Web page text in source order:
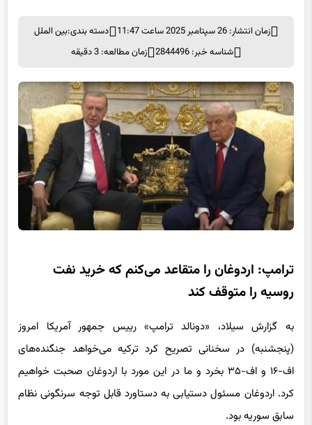
زمان انتشار: 26 سپتامبر 2025 ساعت 11:47 دسته بندی:بین الملل
شناسه خبر: 2844496
زمان مطالعه: 3 دقیقه
ترامپ: اردوغان را متقاعد می‌کنم که خرید نفت
روسیه را متوقف کند
به گزارش سیلاد، «دونالد ترامپ» رییس جمهور آمریکا امروز
(پنجشنبه) در سخنانی تصریح کرد ترکیه می‌خواهد جنگنده‌های
اف-۱۶ و اف-۳۵ بخرد و ما در این مورد با اردوغان صحبت خواهیم
کرد. اردوغان مسئول دستیابی به دستاورد قابل توجه سرنگونی نظام
سابق سوریه بود.